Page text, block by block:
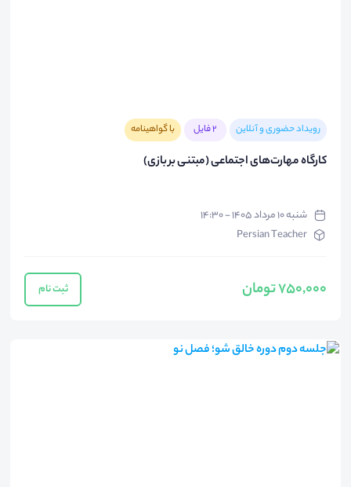
رویداد حضوری و آنلاین 2 فایل با گواهینامه
کارگاه مهارت‌های اجتماعی (مبتنی بر بازی)
شنبه ۱۰ مرداد ۱۴۰۵ - ۱۴:۳۰
Persian Teacher
750,000 تومان ثبت نام